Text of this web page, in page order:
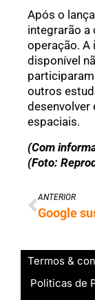
Após o
integrarão a
operação. A
disponível
outros
desenvolver
espaciais.
(Com
(Foto:
ANTERIOR
Termos &
Politicas de